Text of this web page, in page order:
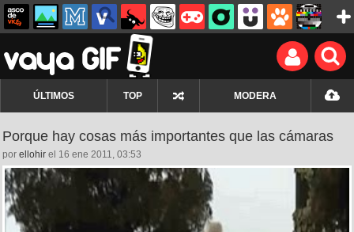
ÚLTIMOS TOP MODERA
Porque hay cosas más importantes que las cámaras
por ellohir el 16 ene 2011, 03:53